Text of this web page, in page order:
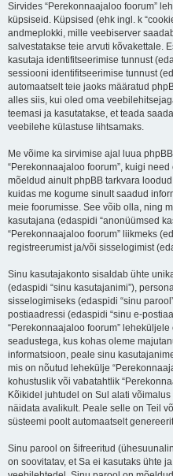
Sirvides “Perekonnaajaloo foorum”
küpsiseid. Küpsised (ehk ingl. k
andmeplokki, mille veebiserver
salvestatakse teie arvuti kõvakettale.
kasutaja identifitseerimise tunnust
sessiooni identifitseerimise tunnust
automaatselt teie jaoks määratud
alles siis, kui oled oma
teemasi ja kasutatakse, et teada
veebilehe külastuse lihtsamaks.
Me võime ka sirvimise ajal luua
“Perekonnaajaloo foorum”, kuigi
mõeldud ainult phpBB tarkvara
kuidas me kogume sinult saadud
meie foorumisse. See võib olla, ning
kasutajana (edaspidi “anonüümsed
“Perekonnaajaloo foorum” liikmeks
registreerumist ja/või sisselogimist
Sinu kasutajakonto sisaldab ühte
(edaspidi “sinu kasutajanimi”),
sisselogimiseks (edaspidi “sinu
postiaadressi (edaspidi “sinu e-
“Perekonnaajaloo foorum”
seadustega, kus kohas oleme
informatsioon, peale sinu
mis on nõutud lehekülje
kohustuslik või vabatahtlik
Kõikidel juhtudel on Sul alati
näidata avalikult. Peale selle on Teil
süsteemi poolt automaatselt
Sinu parool on šifreeritud
on soovitatav, et Sa ei kasutaks ühte